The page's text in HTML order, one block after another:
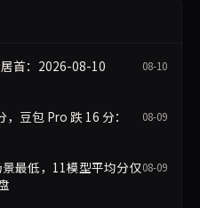
首：2026-08-10
08-10
豆包 Pro 跌 16 分：
08-09
最低，11模型平均分仅08-09